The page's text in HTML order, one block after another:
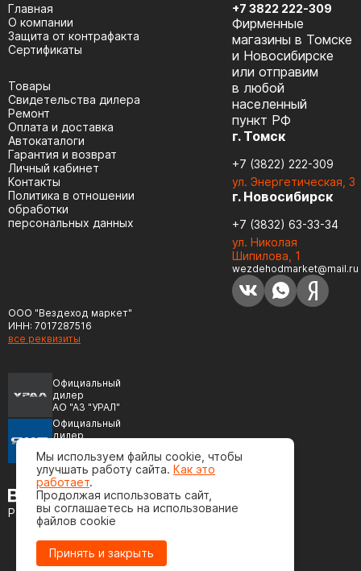
ООО "Вездеход маркет"
ИНН: 7017287516
все реквизиты
Официальный
дилер
АО "АЗ "УРАЛ"
Официальный
дилер
(ЯМЗ)
Разработка сайта
Главная
О компании
Защита от контрафакта
Сертификаты
Товары
Cвидетельства дилера
Ремонт
Оплата и доставка
Автокаталоги
Гарантия и возврат
Личный кабинет
Контакты
Политика в отношении
обработки
персональных данных
+7 3822 222-309
Фирменные
магазины в Томске
и Новосибирске
или отправим
в любой
населенный
пункт РФ
г. Томск
+7 (3822) 222-309
ул. Энергетическая, 3
г. Новосибирск
+7 (3832) 63-33-34
ул. Николая
Шипилова, 1
wezdehodmarket@mail.ru
Мы используем файлы cookie, чтобы
улучшать работу сайта. Как это
работает.
Продолжая использовать сайт,
вы соглашаетесь на использование
файлов cookie
Принять и закрыть